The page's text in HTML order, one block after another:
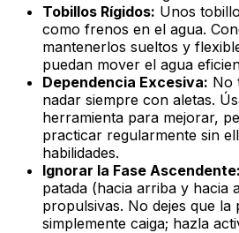
Tobillos Rígidos: Unos
como frenos en el agua.
mantenerlos sueltos y
puedan mover el agua
Dependencia Excesiva: No
nadar siempre con aletas.
herramienta para mejorar,
practicar regularmente sin
habilidades.
Ignorar la Fase Ascendente:
patada (hacia arriba y hacia
propulsivas. No dejes que la
simplemente caiga; hazla